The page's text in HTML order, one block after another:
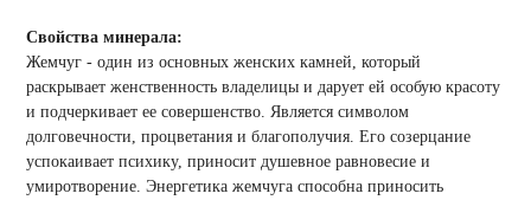
Свойства минерала:
Жемчуг - один из основных женских камней, который
раскрывает женственность владелицы и дарует ей особую красоту
и подчеркивает ее совершенство. Является символом
долговечности, процветания и благополучия. Его созерцание
успокаивает психику, приносит душевное равновесие и
умиротворение. Энергетика жемчуга способна приносить